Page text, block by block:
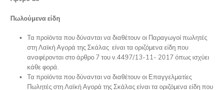
Πωλούμενα είδη
Τα προϊόντα που δύνανται να διαθέτουν οι Παραγωγοί πωλητές
στη Λαϊκή Αγορά της Σκάλας είναι τα οριζόμενα είδη που
αναφέρονται στο άρθρο 7 του ν.4497/13-11- 2017 όπως ισχύει
κάθε φορά.
Τα προϊόντα που δύνανται να διαθέτουν οι Επαγγελματίες
Πωλητές στη Λαϊκή Αγορά της Σκάλας είναι τα οριζόμενα είδη που